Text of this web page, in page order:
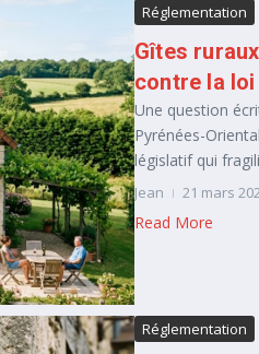
Réglementation
Gîtes
contre la
Une question
Pyrénées-
législatif qui
Jean 21 mars
Read More
Réglementation